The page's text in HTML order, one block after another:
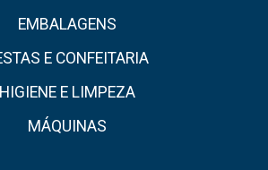
EMBALAGENS
E CONFEITARIA
HIGIENE E LIMPEZA
MÁQUINAS